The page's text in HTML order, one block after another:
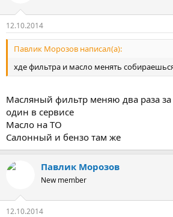
12.10.2014
Павлик Морозов написал(а):
хде фильтра и масло менять
Масляный фильтр меняю два раза
один в сервисе
Масло на ТО
Салонный и бензо там же
Павлик Морозов
New member
12.10.2014